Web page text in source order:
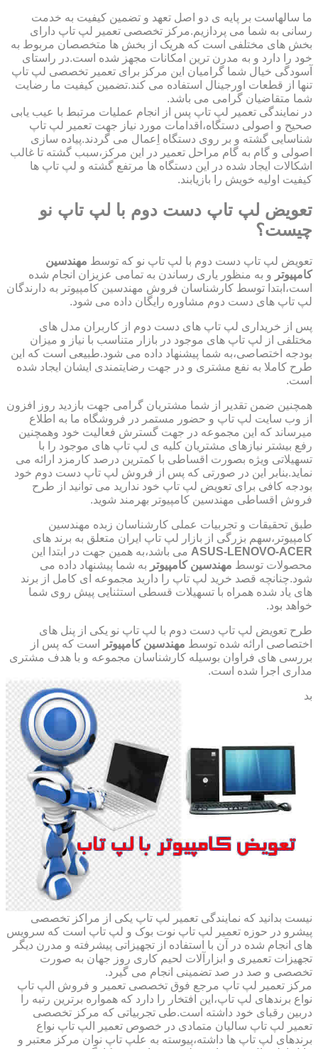
ما سالهاست بر پایه ی دو اصل تعهد و تضمین کیفیت به خدمت
رسانی به شما می پردازیم.مرکز تخصصی تعمیر لپ تاپ دارای
بخش های مختلفی است که هریک از بخش ها متخصصان مربوط به
خود را دارد و به مدرن ترین امکانات مجهز شده است.در راستای
آسودگی خیال شما گرامیان این مرکز برای تعمیر تخصصی لپ تاپ
تنها از قطعات اورجینال استفاده می کند.تضمین کیفیت ما رضایت
شما متقاضیان گرامی می باشد.
در نمایندگی تعمیر لپ تاپ پس از انجام عملیات مرتبط با عیب یابی
صحیح و اصولی دستگاه،اقدامات مورد نیاز جهت تعمیر لپ تاپ
شناسایی گشته و بر روی دستگاه اِعمال می گردند.پیاده سازی
اصولی و گام به گام مراحل تعمیر در این مرکز،سبب گشته تا غالب
اشکالات ایجاد شده در این دستگاه ها مرتفع گشته و لپ تاپ ها
کیفیت اولیه خویش را بازیابند.
تعویض لپ تاپ دست دوم با لپ تاپ نو
چیست؟
تعویض لپ تاپ دست دوم با لپ تاپ نو که توسط مهندسین
کامپیوتر و به منظور یاری رساندن به تمامی عزیزان انجام شده
است،ابتدا توسط کارشناسان فروش مهندسین کامپیوتر به دارندگان
لپ تاپ های دست دوم مشاوره رایگان داده می شود.
پس از خریداری لپ تاپ های دست دوم از کاربران مدل های
مختلفی از لپ تاپ های موجود در بازار متناسب با نیاز و میزان
بودجه اختصاصی،به شما پیشنهاد داده می شود.طبیعی است که این
طرح کاملا به نفع مشتری و در جهت رضایتمندی ایشان ایجاد شده
است.
همچنین ضمن تقدیر از شما مشتریان گرامی جهت بازدید روز افزون
از وب سایت لپ تاپ و حضور مستمر در فروشگاه ما به اطلاع
میرساند که این مجموعه در جهت گسترش فعالیت خود وهمچنین
رفع بیشتر نیازهای مشتریان کلیه ی لپ تاپ های موجود را با
تسهیلاتی ویژه بصورت اقساطی با کمترین درصد کارمزد ارائه می
نماید.بنابر این در صورتی که پس از فروش لپ تاپ دست دوم خود
بودجه کافی برای تعویض لپ تاپ خود ندارید می توانید از طرح
فروش اقساطی مهندسین کامپیوتر بهرمند شوید.
طبق تحقیقات و تجربیات عملی کارشناسان زبده مهندسین
کامپیوتر،سهم بزرگی از بازار لپ تاپ ایران متعلق به برند های
ASUS-LENOVO-ACER می باشد،به همین جهت در ابتدا این
محصولات توسط مهندسین کامپیوتر به شما پیشنهاد داده می
شود.چنانچه قصد خرید لپ تاپ را دارید مجموعه ای کامل از برند
های یاد شده همراه با تسهیلات قسطی استثنایی پیش روی شما
خواهد بود.
طرح تعویض لپ تاپ دست دوم با لپ تاپ نو یکی از پنل های
اختصاصی ارائه شده توسط مهندسین کامپیوتر
است که پس از
بررسی های فراوان بوسیله کارشناسان مجموعه و با هدف مشتری
مداری اجرا شده است.
بد
نیست بدانید که نمایندگی تعمیر لپ تاپ یکی از مراکز تخصصی
پیشرو در حوزه تعمیر لپ تاپ نوت بوک و لپ تاپ است که سرویس
های انجام شده در آن با استفاده از تجهیزاتی پیشرفته و مدرن دیگر
تجهیزات تعمیری و ابزارآلات لحیم کاری روز جهان به صورت
تخصصی و صد در صد تضمینی انجام می گیرد.
مرکز تعمیر لپ تاپ مرجع فوق تخصصی تعمیر و فروش الپ تاپ
نواع برندهای لپ تاپ،این افتخار را دارد که همواره برترین رتبه را
دربین رقبای خود داشته است.طی تجربیاتی که مرکز تخصصی
تعمیر لپ تاپ سالیان متمادی در خصوص تعمیر الپ تاپ نواع
برندهای لپ تاپ ها داشته،پیوسته به علپ تاپ نوان مرکز معتبر و